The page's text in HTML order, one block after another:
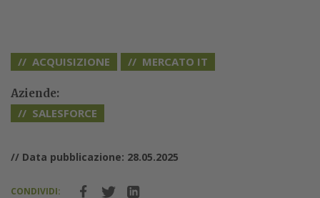
ACQUISIZIONE MERCATO IT
Aziende:
SALESFORCE
// Data pubblicazione: 28.05.2025
CONDIVIDI: